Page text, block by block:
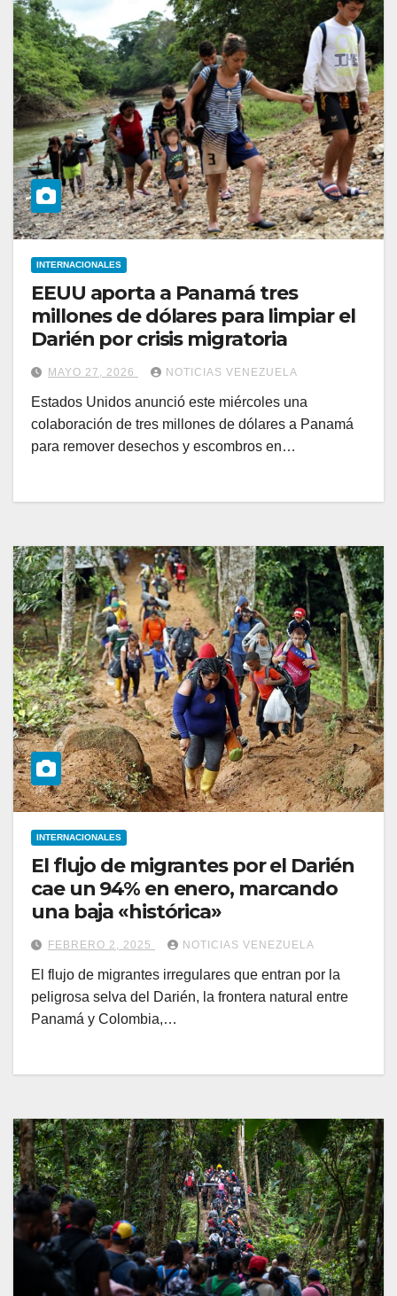
INTERNACIONALES
EEUU aporta a Panamá tres
millones de dólares para limpiar el
Darién por crisis migratoria
MAYO 27, 2026 NOTICIAS VENEZUELA
Estados Unidos anunció este miércoles una
colaboración de tres millones de dólares a Panamá
para remover desechos y escombros en…
INTERNACIONALES
El flujo de migrantes por el Darién
cae un 94% en enero, marcando
una baja «histórica»
FEBRERO 2, 2025 NOTICIAS VENEZUELA
El flujo de migrantes irregulares que entran por la
peligrosa selva del Darién, la frontera natural entre
Panamá y Colombia,…